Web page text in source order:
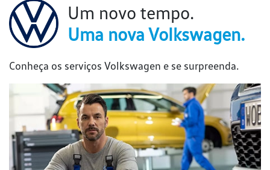
Um novo tempo.
Uma nova Volkswagen.
Conheça os serviços Volkswagen e se surpreenda.